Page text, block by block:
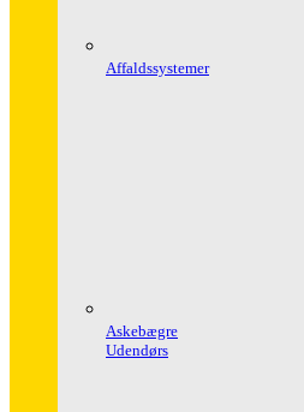
Affaldssystemer
Askebægre
Udendørs